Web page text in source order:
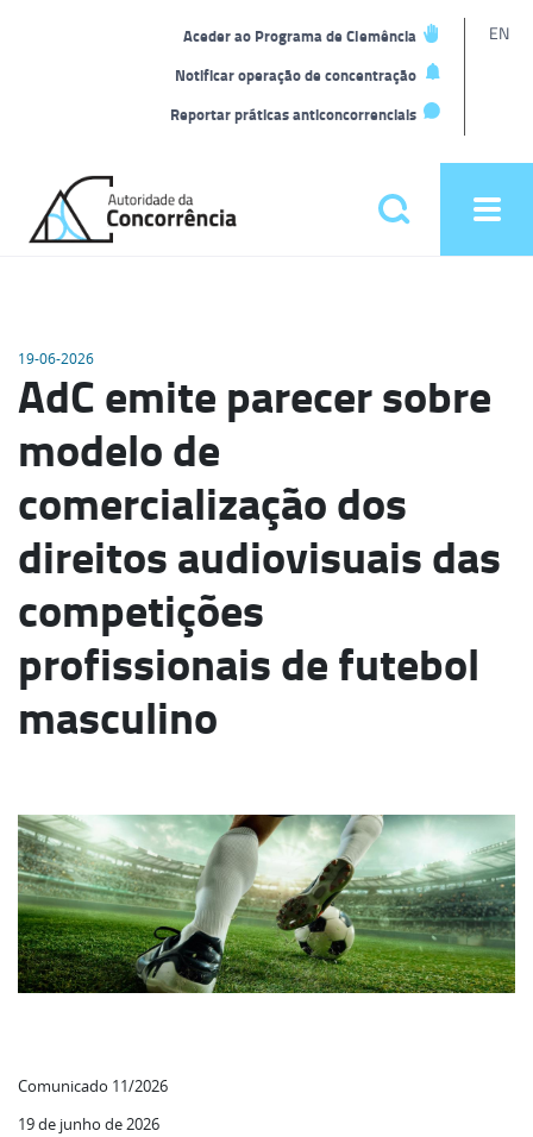
Aceder ao Programa de Clemência
Notificar operação de concentração
Reportar práticas anticoncorrenciais
EN
home
Pesquisar
19-06-2026
AdC emite parecer sobre
modelo de
comercialização dos
direitos audiovisuais das
competições
profissionais de futebol
masculino
Comunicado 11/2026
19 de junho de 2026